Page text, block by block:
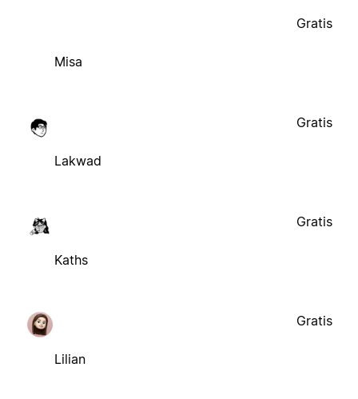
Misa
Gratis
Lakwad
Gratis
Kaths
Gratis
Lilian
Gratis